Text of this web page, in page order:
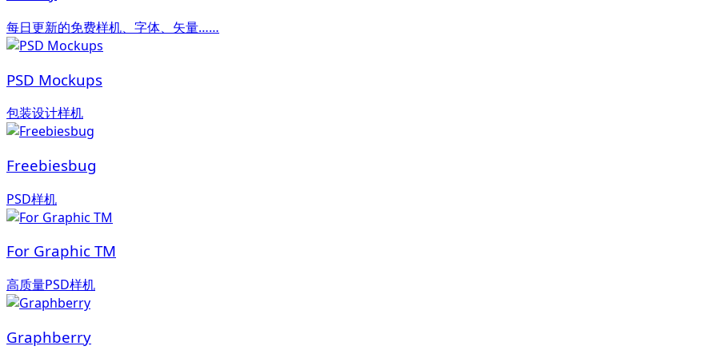
每日更新的免费样机、字体、矢量……
PSD Mockups
包装设计样机
Freebiesbug
PSD样机
For Graphic TM
高质量PSD样机
Graphberry